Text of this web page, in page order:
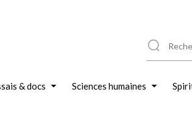
& docs Sciences humaines